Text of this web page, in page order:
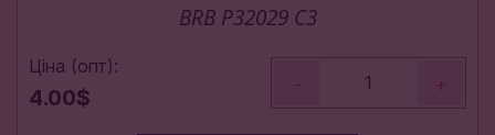
BRB P32029 C3
Ціна (опт):
4.00$
- +